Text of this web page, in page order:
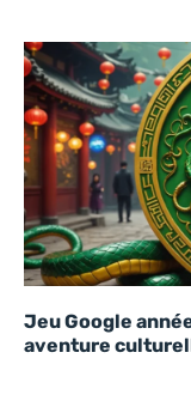
Jeu Google
aventure